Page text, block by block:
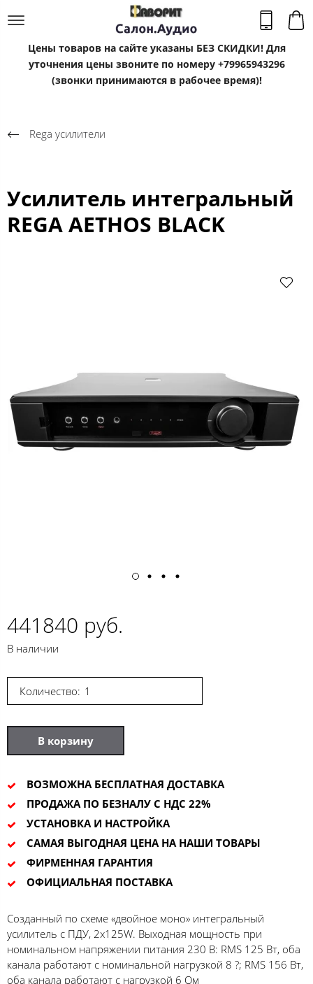
Цены товаров на сайте указаны БЕЗ СКИДКИ! Для
уточнения цены звоните по номеру +79965943296
(звонки принимаются в рабочее время)!
Rega усилители
Усилитель интегральный
REGA AETHOS BLACK
441840 руб.
В наличии
Количество:
В корзину
ВОЗМОЖНА БЕСПЛАТНАЯ ДОСТАВКА
ПРОДАЖА ПО БЕЗНАЛУ С НДС 22%
УСТАНОВКА И НАСТРОЙКА
САМАЯ ВЫГОДНАЯ ЦЕНА НА НАШИ ТОВАРЫ
ФИРМЕННАЯ ГАРАНТИЯ
ОФИЦИАЛЬНАЯ ПОСТАВКА
Созданный по схеме «двойное моно» интегральный
усилитель с ПДУ, 2x125W. Выходная мощность при
номинальном напряжении питания 230 В: RMS 125 Вт, оба
канала работают с номинальной нагрузкой 8 ?; RMS 156 Вт,
оба канала работают с нагрузкой 6 Ом